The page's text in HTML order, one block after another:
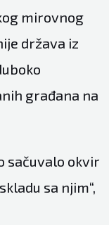
mirovnog
država iz
građana na
sačuvalo okvir
sa njim“,